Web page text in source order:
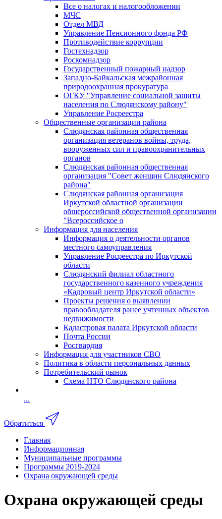
Все о налогах и налогообложении
МЧС
Отдел МВД
Управление Пенсионного фонда РФ
Противодействие коррупции
Гостехнадзор
Роскомнадзор
Государственный пожарный надзор
Западно-Байкальская межрайонная
природоохранная прокуратура
ОГКУ "Управление социальной защиты
населения по Слюдянскому району"
Управление Росреестра
Общественные организации района
Слюдянская районная общественная
организация ветеранов войны, труда,
вооруженных сил и правоохранительных
органов
Слюдянская районная общественная
организация "Совет женщин Слюдянского
района"
Слюдянская районная организация
Иркутской областной организации
общероссийской общественной организации
"Всероссийское о
Информация для населения
Информация о деятельности органов
местного самоуправления
Управление Росреестра по Иркутской
области
Слюдянский филиал областного
государственного казенного учреждения
«Кадровый центр Иркутской области»
Проекты решения о выявлении
правообладателя ранее учтенных объектов
недвижимости
Кадастровая палата Иркутской области
Почта России
Росгвардия
Информация для участников СВО
Политика в области персональных данных
Потребительский рынок
Схема НТО Слюдянского района
...
Обратиться
Главная
Информационная
Муниципальные программы
Программы 2019-2024
Охрана окружающей среды
Охрана окружающей среды